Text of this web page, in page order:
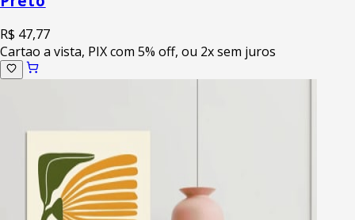
R$ 47,77
Cartao a vista, PIX com 5% off, ou 2x sem juros